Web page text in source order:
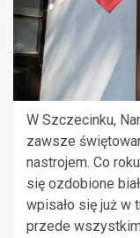
W Szczecinku,
zawsze
nastrojem. Co
się ozdobione
wpisało się już w
przede